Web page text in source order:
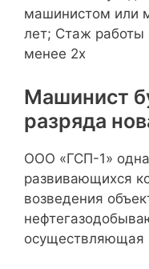
машинистом или
лет; Стаж работы
менее 2х
Машинист
разряда
ООО «ГСП-1»
развивающихся
возведения
осуществляющая